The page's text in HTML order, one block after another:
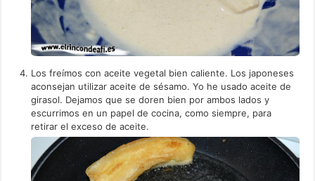
Los freímos con aceite vegetal bien caliente. Los japoneses
aconsejan utilizar aceite de sésamo. Yo he usado aceite de
girasol. Dejamos que se doren bien por ambos lados y
escurrimos en un papel de cocina, como siempre, para
retirar el exceso de aceite.